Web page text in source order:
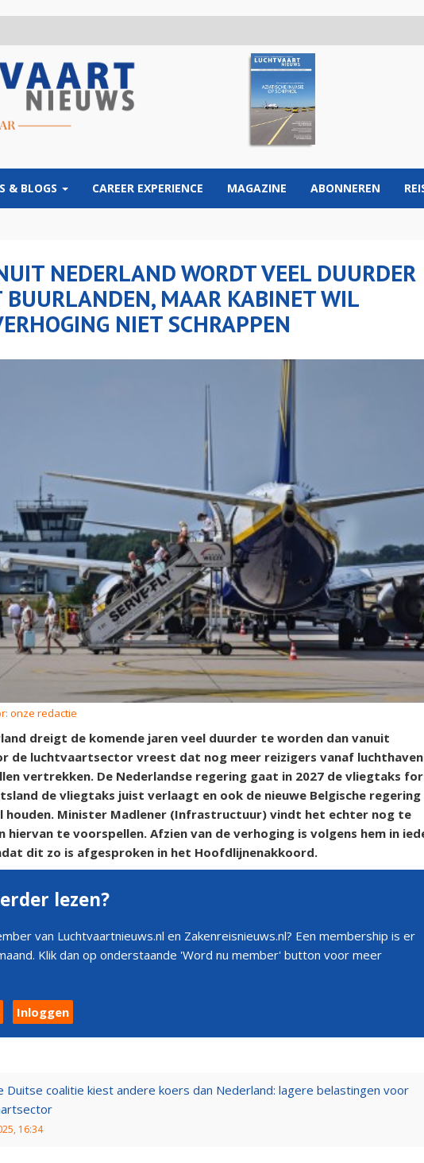
& BLOGS CAREER EXPERIENCE MAGAZINE ABONNEREN
NEDERLAND WORDT VEEL DUURDER
MAAR KABINET WIL
NIET SCHRAPPEN
onze redactie
dreigt de komende jaren veel duurder te worden dan vanuit
de luchtvaartsector vreest dat nog meer reizigers vanaf
vertrekken. De Nederlandse regering gaat in 2027 de vliegtaks
de vliegtaks juist verlaagt en ook de nieuwe Belgische regering
houden. Minister Madlener (Infrastructuur) vindt het echter nog te
hiervan te voorspellen. Afzien van de verhoging is volgens hem in
dit zo is afgesproken in het Hoofdlijnenakkoord.
lezen?
van Luchtvaartnieuws.nl en Zakenreisnieuws.nl? Een membership is er
Klik dan op onderstaande 'Word nu member' button voor meer
Inloggen
Duitse coalitie kiest andere koers dan Nederland: lagere belastingen voor
16:34